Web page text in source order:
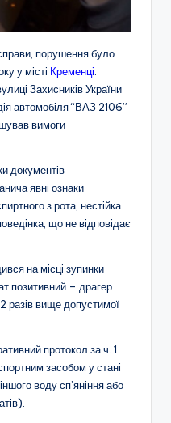
порушення було
у місті Кременці.
Захисників України
автомобіля “ВАЗ 2106”
вимоги
документів
явні ознаки
з рота, нестійка
що не відповідає
на місці зупинки
позитивний – драгер
разів вище допустимої
протокол за ч. 1
засобом у стані
воду сп’яніння або